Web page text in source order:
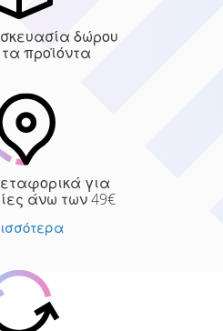
δώρου
προϊόντα
για
άνω των 49€